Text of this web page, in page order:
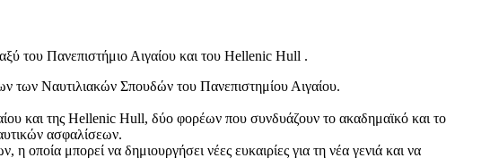
του Πανεπιστήμιο Αιγαίου και του Hellenic Hull .
των Ναυτιλιακών Σπουδών του Πανεπιστημίου Αιγαίου.
και της Hellenic Hull, δύο φορέων που συνδυάζουν το ακαδημαϊκό και το
ασφαλίσεων.
οποία μπορεί να δημιουργήσει νέες ευκαιρίες για τη νέα γενιά και να